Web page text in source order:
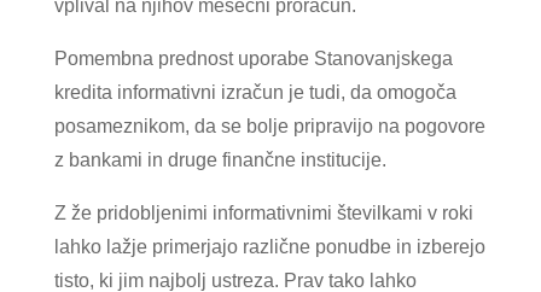
vplival na njihov mesečni proračun.
Pomembna prednost uporabe Stanovanjskega
kredita informativni izračun je tudi, da omogoča
posameznikom, da se bolje pripravijo na pogovore
z bankami in druge finančne institucije.
Z že pridobljenimi informativnimi številkami v roki
lahko lažje primerjajo različne ponudbe in izberejo
tisto, ki jim najbolj ustreza. Prav tako lahko